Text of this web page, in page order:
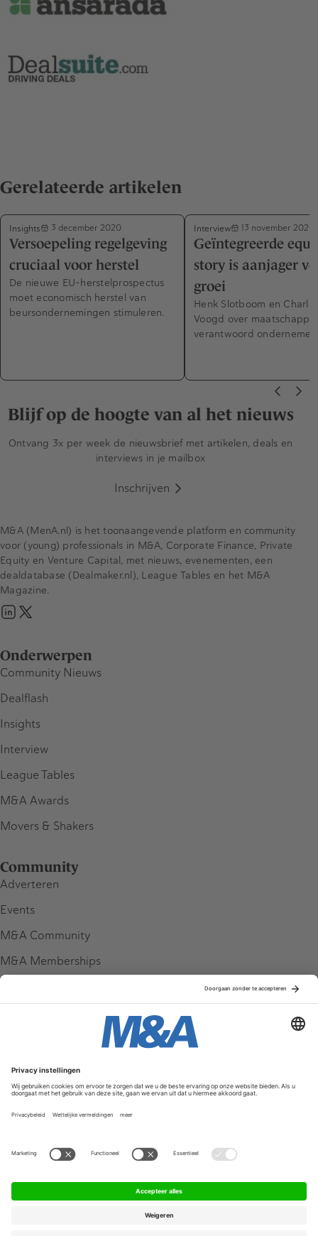
Gerelateerde artikelen
Insights 3 december 2020
Versoepeling regelgeving
cruciaal voor herstel
De nieuwe EU-herstelprospectus
moet economisch herstel van
beursondernemingen stimuleren.
Interview 13 november 2020
Geïntegreerde
story is aanjager
groei
Henk Slotboom en
Voogd over
verantwoord
Blijf op de hoogte van al het nieuws
Ontvang 3x per week de nieuwsbrief met artikelen, deals en
interviews in je mailbox
Inschrijven
Onderwerpen
Community Nieuws
Dealflash
Insights
Interview
League Tables
M&A Awards
Movers & Shakers
Community
Adverteren
Events
M&A Community
M&A Memberships
Service & Contact
Contact
FAQ
Werken bij ons
Algemene Voorwaarden
M&A (MenA.nl) is het toonaangevende platform en community
voor (young) professionals in M&A, Corporate Finance, Private
Equity en Venture Capital, met nieuws, evenementen, een
dealdatabase (Dealmaker.nl), League Tables en het M&A
Magazine.